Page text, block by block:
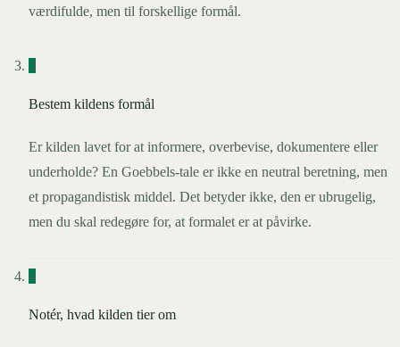
værdifulde, men til forskellige formål.
3
Bestem kildens formål
Er kilden lavet for at informere, overbevise, dokumentere eller
underholde? En Goebbels-tale er ikke en neutral beretning, men
et propagandistisk middel. Det betyder ikke, den er ubrugelig,
men du skal redegøre for, at formalet er at påvirke.
4
Notér, hvad kilden tier om